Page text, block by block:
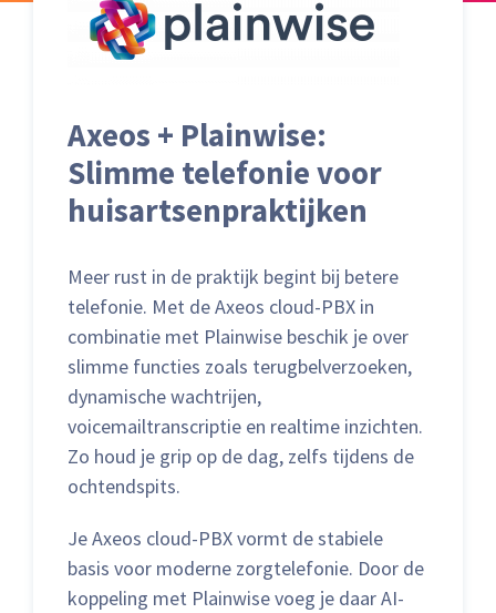
Axeos + Plainwise:
Slimme telefonie voor
huisartsenpraktijken
Meer rust in de praktijk begint bij betere
telefonie. Met de Axeos cloud-PBX in
combinatie met Plainwise beschik je over
slimme functies zoals terugbelverzoeken,
dynamische wachtrijen,
voicemailtranscriptie en realtime inzichten.
Zo houd je grip op de dag, zelfs tijdens de
ochtendspits.
Je Axeos cloud-PBX vormt de stabiele
basis voor moderne zorgtelefonie. Door de
koppeling met Plainwise voeg je daar AI-